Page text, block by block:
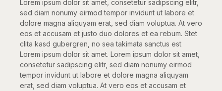
Lorem ipsum dolor sit amet, consetetur sadipscing elitr,
sed diam nonumy eirmod tempor invidunt ut labore et
dolore magna aliquyam erat, sed diam voluptua. At vero
eos et accusam et justo duo dolores et ea rebum. Stet
clita kasd gubergren, no sea takimata sanctus est
Lorem ipsum dolor sit amet. Lorem ipsum dolor sit amet,
consetetur sadipscing elitr, sed diam nonumy eirmod
tempor invidunt ut labore et dolore magna aliquyam
erat, sed diam voluptua. At vero eos et accusam et